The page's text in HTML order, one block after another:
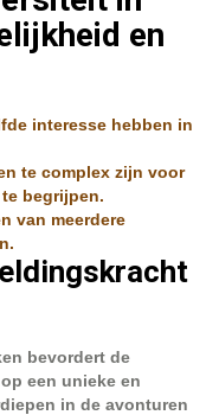
en
interesse hebben in
te complex zijn voor
begrijpen.
van meerdere
bevordert de
een unieke en
in de avonturen